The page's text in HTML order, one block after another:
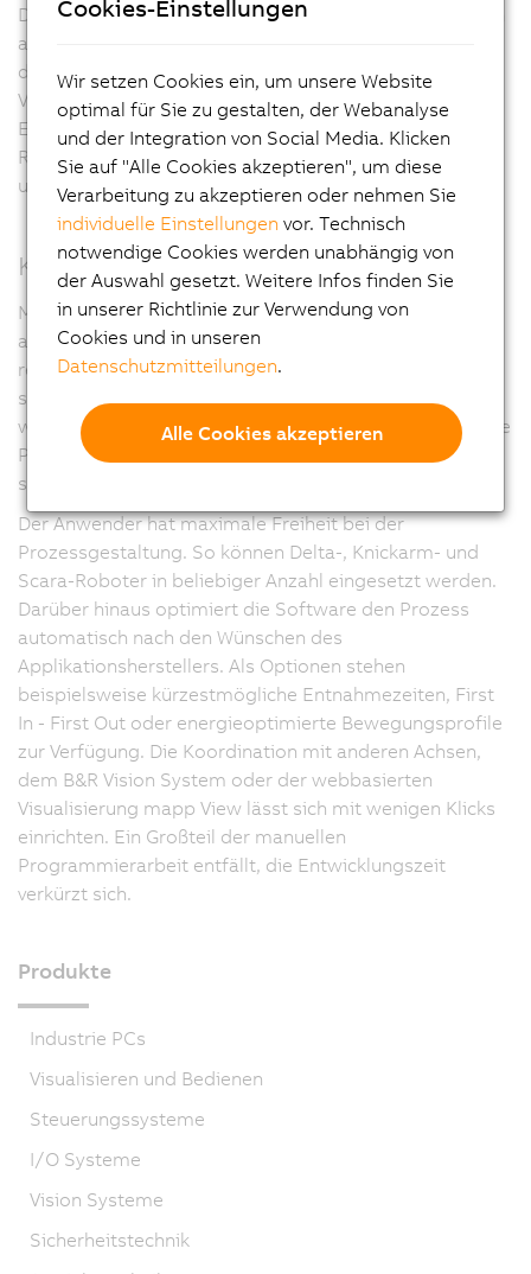
Die mapp-Robotics-Komponenten sind nahtlos mit den
anderen mapp-Funktionen verknüpft, zum Beispiel mit
der Nutzerverwaltung, dem Alarmsystem und der Web-
Visualisierung mapp View. Dadurch wird die
Entwicklungszeit deutlich verkürzt. Auch sichere
Roboterapplikationen lassen sich einfach und
unkompliziert umsetzen.
Konfigurieren statt programmieren
Mit mapp Pick&Place können Maschinenbauer nun Pick-
and-Place Applikationen wesentlich einfacher
realisieren. Das System steuert nicht nur den Roboter
selbst, sondern übernimmt auch die Koordination mit
weiteren Achsen, Förderbändern oder Smart Tracks. Die
Pick-and-Place-Prozesslösung macht Maschinen
schneller, flexibler und effizienter.
Der Anwender hat maximale Freiheit bei der
Prozessgestaltung. So können Delta-, Knickarm- und
Scara-Roboter in beliebiger Anzahl eingesetzt werden.
Darüber hinaus optimiert die Software den Prozess
automatisch nach den Wünschen des
Applikationsherstellers. Als Optionen stehen
beispielsweise kürzestmögliche Entnahmezeiten, First
In - First Out oder energieoptimierte Bewegungsprofile
zur Verfügung. Die Koordination mit anderen Achsen,
dem B&R Vision System oder der webbasierten
Visualisierung mapp View lässt sich mit wenigen Klicks
einrichten. Ein Großteil der manuellen
Programmierarbeit entfällt, die Entwicklungszeit
verkürzt sich.
Produkte
Industrie PCs
Visualisieren und Bedienen
Steuerungssysteme
I/O Systeme
Vision Systeme
Sicherheitstechnik
Cookies-Einstellungen
Wir setzen Cookies ein, um unsere Website
optimal für Sie zu gestalten, der Webanalyse
und der Integration von Social Media. Klicken
Sie auf "Alle Cookies akzeptieren", um diese
Verarbeitung zu akzeptieren oder nehmen Sie
individuelle Einstellungen vor. Technisch
notwendige Cookies werden unabhängig von
der Auswahl gesetzt. Weitere Infos finden Sie
in unserer Richtlinie zur Verwendung von
Cookies und in unseren
Datenschutzmitteilungen.
Alle Cookies akzeptieren